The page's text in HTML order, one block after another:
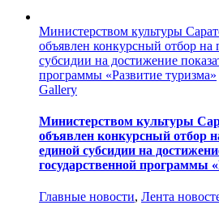
Министерством культуры
объявлен конкурсный отбор на
субсидии на достижение
программы «Развитие туризма»
Gallery
Министерством культуры
объявлен конкурсный отбор
единой субсидии на
государственной программы
Главные новости, Лента